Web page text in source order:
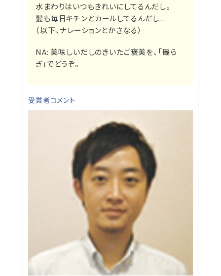
水まわりはいつもきれいにしてるんだし。
髪も毎日キチンとカールしてるんだし...
（以下、ナレーションとかさなる）
NA: 美味しいだしのきいたご褒美を、「磯ら
ぎ」でどうぞ。
受賞者コメント